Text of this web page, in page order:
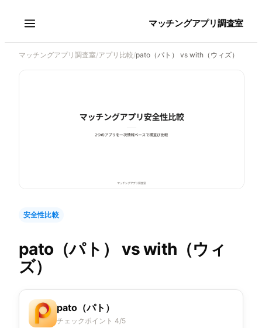
マッチングアプリ調査室
マッチングアプリ調査室/アプリ比較/pato（パト） vs with（ウィズ）
安全性比較
pato（パト） vswith（ウィ
ズ）
pato（パト）
チェックポイント 4/5